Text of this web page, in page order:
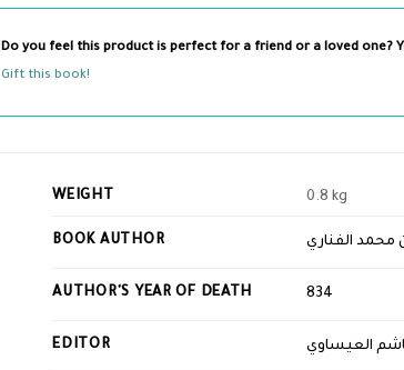
Do you feel this product is perfect for a friend or a loved one?
Gift this book!
WEIGHT 0.8 kg
BOOK AUTHOR الفناري
AUTHOR'S YEAR OF DEATH 834
EDITOR العيساوي